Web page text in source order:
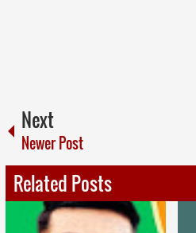
Next
Newer Post
Related Posts